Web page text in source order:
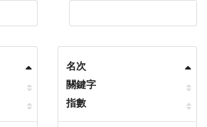
名次
關鍵字
指數